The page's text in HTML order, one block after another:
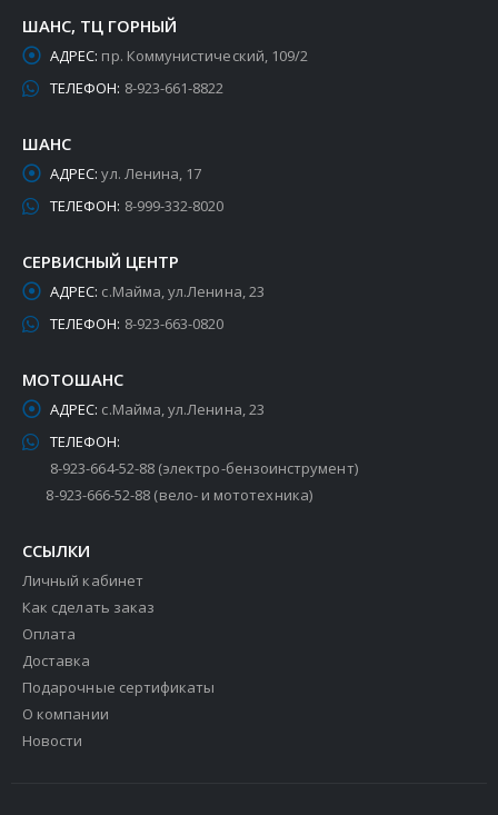
ШАНС, ТЦ ГОРНЫЙ
АДРЕС: пр. Коммунистический, 109/2
ТЕЛЕФОН: 8-923-661-8822
ШАНС
АДРЕС: ул. Ленина, 17
ТЕЛЕФОН: 8-999-332-8020
СЕРВИСНЫЙ ЦЕНТР
АДРЕС: с.Майма, ул.Ленина, 23
ТЕЛЕФОН: 8-923-663-0820
МОТОШАНС
АДРЕС: с.Майма, ул.Ленина, 23
ТЕЛЕФОН:
8-923-664-52-88 (электро-бензоинструмент)
8-923-666-52-88 (вело- и мототехника)
ССЫЛКИ
Личный кабинет
Как сделать заказ
Оплата
Доставка
Подарочные сертификаты
О компании
Новости